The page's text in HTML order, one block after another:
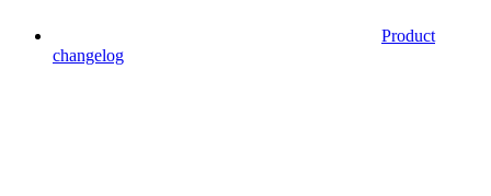
Product
changelog